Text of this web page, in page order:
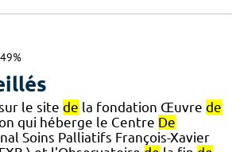
49%
le site de la fondation Œuvre de
qui héberge le Centre De
Soins Palliatifs François-Xavier